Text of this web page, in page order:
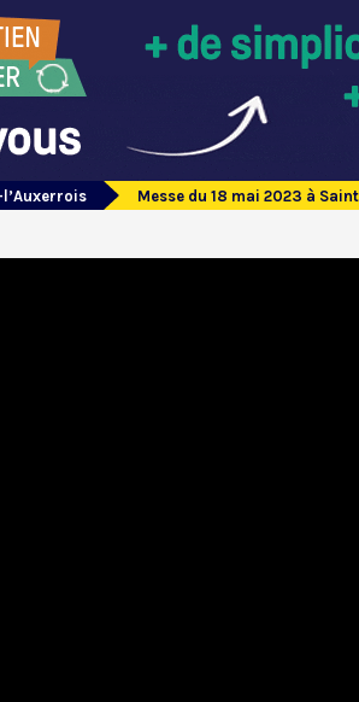
Messe du 18 mai 2023 à